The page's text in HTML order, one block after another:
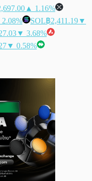
▲ 1.16%
SOL฿2,411.19▼
▼ 3.68%
▼ 0.58%